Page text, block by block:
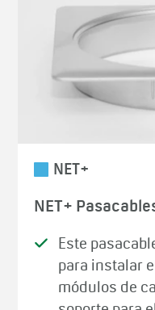
NET+
NET+
Este
para instalar
módulos de